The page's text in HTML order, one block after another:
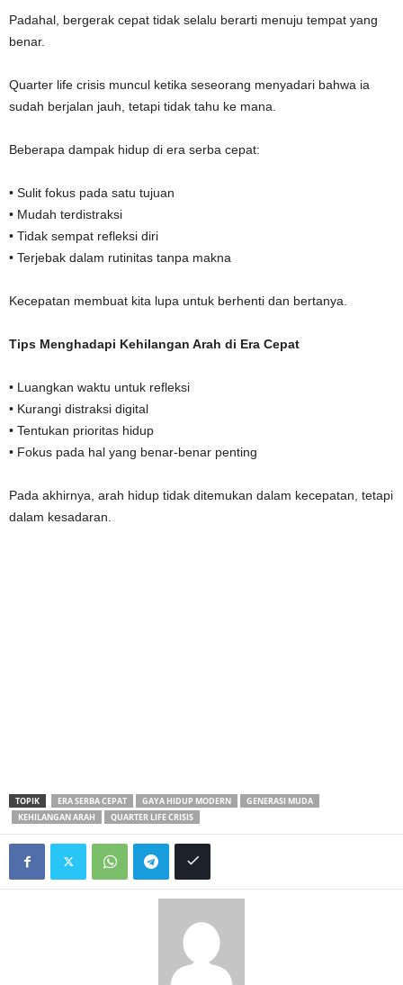
Padahal, bergerak cepat tidak selalu berarti menuju tempat yang
benar.
Quarter life crisis muncul ketika seseorang menyadari bahwa ia
sudah berjalan jauh, tetapi tidak tahu ke mana.
Beberapa dampak hidup di era serba cepat:
• Sulit fokus pada satu tujuan
• Mudah terdistraksi
• Tidak sempat refleksi diri
• Terjebak dalam rutinitas tanpa makna
Kecepatan membuat kita lupa untuk berhenti dan bertanya.
Tips Menghadapi Kehilangan Arah di Era Cepat
• Luangkan waktu untuk refleksi
• Kurangi distraksi digital
• Tentukan prioritas hidup
• Fokus pada hal yang benar-benar penting
Pada akhirnya, arah hidup tidak ditemukan dalam kecepatan, tetapi
dalam kesadaran.
TOPIK ERA SERBA CEPAT GAYA HIDUP MODERN
GENERASI MUDA
KEHILANGAN ARAH
QUARTER LIFE CRISIS